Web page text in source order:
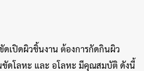
ดเปิดผิวชิ้นงาน ต้องการกัดกินผิว
ดโลหะ และ อโลหะ มีคุณสมบัติ ดังนี้